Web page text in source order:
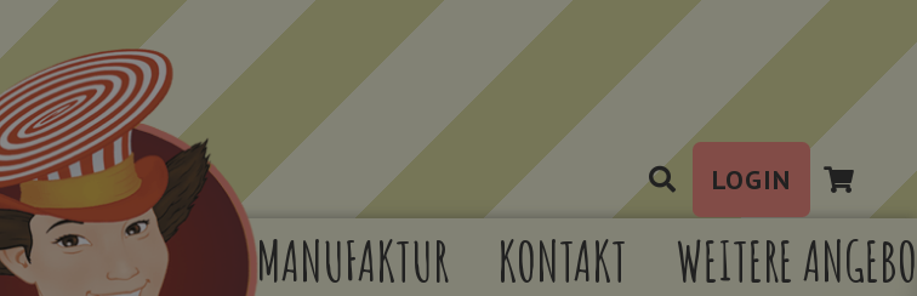
LOGIN
MANUFAKTUR KONTAKT WEITERE